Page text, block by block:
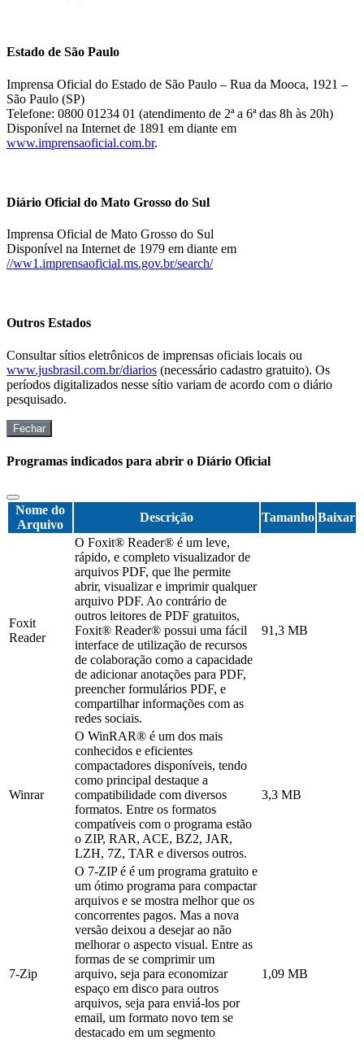
Estado de São Paulo
Imprensa Oficial do Estado de São Paulo – Rua da Mooca, 1921 –
São Paulo (SP)
Telefone: 0800 01234 01 (atendimento de 2ª a 6ª das 8h às 20h)
Disponível na Internet de 1891 em diante em
www.imprensaoficial.com.br.
Diário Oficial do Mato Grosso do Sul
Imprensa Oficial de Mato Grosso do Sul
Disponível na Internet de 1979 em diante em
//ww1.imprensaoficial.ms.gov.br/search/
Outros Estados
Consultar sítios eletrônicos de imprensas oficiais locais ou
www.jusbrasil.com.br/diarios (necessário cadastro gratuito). Os
períodos digitalizados nesse sítio variam de acordo com o diário
pesquisado.
Fechar
Programas indicados para abrir o Diário Oficial
Nome do
Arquivo
Descrição Tamanho Baixar
Foxit
Reader
O Foxit® Reader® é um leve,
rápido, e completo visualizador de
arquivos PDF, que lhe permite
abrir, visualizar e imprimir qualquer
arquivo PDF. Ao contrário de
outros leitores de PDF gratuitos,
Foxit® Reader® possui uma fácil
interface de utilização de recursos
de colaboração como a capacidade
de adicionar anotações para PDF,
preencher formulários PDF, e
compartilhar informações com as
redes sociais.
91,3 MB
Winrar
O WinRAR® é um dos mais
conhecidos e eficientes
compactadores disponíveis, tendo
como principal destaque a
compatibilidade com diversos
formatos. Entre os formatos
compatíveis com o programa estão
o ZIP, RAR, ACE, BZ2, JAR,
LZH, 7Z, TAR e diversos outros.
3,3 MB
7-Zip
O 7-ZIP é é um programa gratuito e
um ótimo programa para compactar
arquivos e se mostra melhor que os
concorrentes pagos. Mas a nova
versão deixou a desejar ao não
melhorar o aspecto visual. Entre as
formas de se comprimir um
arquivo, seja para economizar
espaço em disco para outros
arquivos, seja para enviá-los por
email, um formato novo tem se
destacado em um segmento
1,09 MB